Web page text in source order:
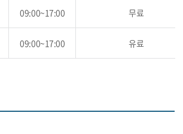
09:00~17:00 무료
09:00~17:00 유료